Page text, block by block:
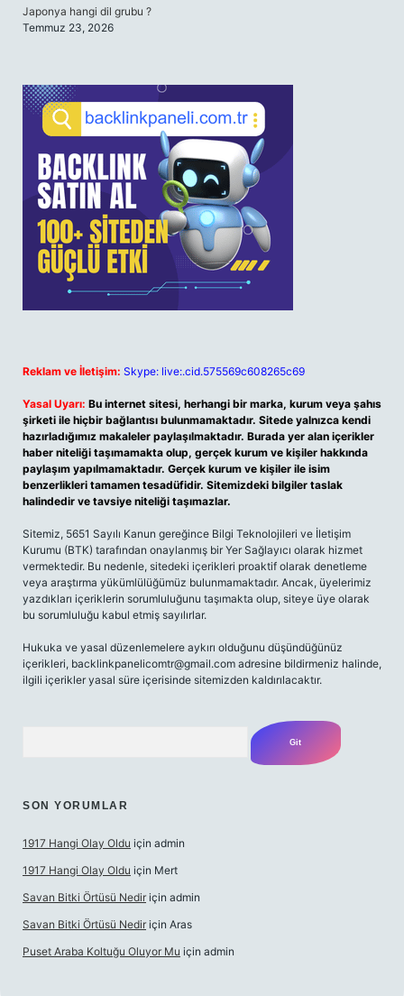
Japonya hangi dil grubu ?
Temmuz 23, 2026
Reklam ve İletişim: Skype: live:.cid.575569c608265c69
Yasal Uyarı: Bu internet sitesi, herhangi bir marka, kurum veya şahıs
şirketi ile hiçbir bağlantısı bulunmamaktadır. Sitede yalnızca kendi
hazırladığımız makaleler paylaşılmaktadır. Burada yer alan içerikler
haber niteliği taşımamakta olup, gerçek kurum ve kişiler hakkında
paylaşım yapılmamaktadır. Gerçek kurum ve kişiler ile isim
benzerlikleri tamamen tesadüfidir. Sitemizdeki bilgiler taslak
halindedir ve tavsiye niteliği taşımazlar.
Sitemiz, 5651 Sayılı Kanun gereğince Bilgi Teknolojileri ve İletişim
Kurumu (BTK) tarafından onaylanmış bir Yer Sağlayıcı olarak hizmet
vermektedir. Bu nedenle, sitedeki içerikleri proaktif olarak denetleme
veya araştırma yükümlülüğümüz bulunmamaktadır. Ancak, üyelerimiz
yazdıkları içeriklerin sorumluluğunu taşımakta olup, siteye üye olarak
bu sorumluluğu kabul etmiş sayılırlar.
Hukuka ve yasal düzenlemelere aykırı olduğunu düşündüğünüz
içerikleri, backlinkpanelicomtr@gmail.com adresine bildirmeniz halinde,
ilgili içerikler yasal süre içerisinde sitemizden kaldırılacaktır.
SON YORUMLAR
1917 Hangi Olay Oldu için admin
1917 Hangi Olay Oldu için Mert
Savan Bitki Örtüsü Nedir için admin
Savan Bitki Örtüsü Nedir için Aras
Puset Araba Koltuğu Oluyor Mu için admin